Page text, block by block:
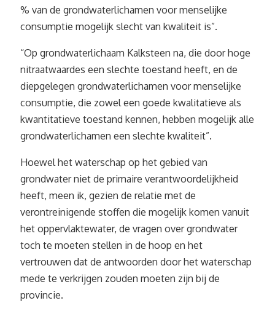
% van de grondwaterlichamen voor menselijke
consumptie mogelijk slecht van kwaliteit is”.
“Op grondwaterlichaam Kalksteen na, die door hoge
nitraatwaardes een slechte toestand heeft, en de
diepgelegen grondwaterlichamen voor menselijke
consumptie, die zowel een goede kwalitatieve als
kwantitatieve toestand kennen, hebben mogelijk alle
grondwaterlichamen een slechte kwaliteit”.
Hoewel het waterschap op het gebied van
grondwater niet de primaire verantwoordelijkheid
heeft, meen ik, gezien de relatie met de
verontreinigende stoffen die mogelijk komen vanuit
het oppervlaktewater, de vragen over grondwater
toch te moeten stellen in de hoop en het
vertrouwen dat de antwoorden door het waterschap
mede te verkrijgen zouden moeten zijn bij de
provincie.